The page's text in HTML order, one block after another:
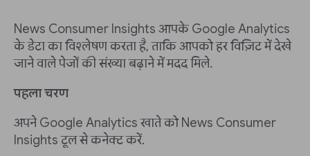
News Consumer Insights आपके Google Analytics
के डेटा का विश्लेषण करता है, ताकि आपको हर विज़िट में देखे
जाने वाले पेजों की संख्या बढ़ाने में मदद मिले.
पहला चरण
अपने Google Analytics खाते को News Consumer
Insights टूल से कनेक्ट करें.